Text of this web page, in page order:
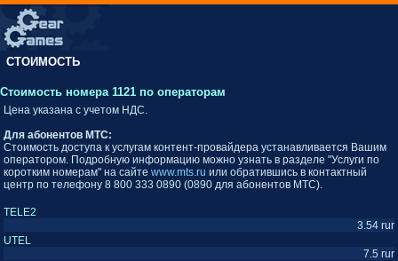
СТОИМОСТЬ
Стоимость номера 1121 по операторам
Цена указана с учетом НДС.
Для абонентов MTC:
Стоимость доступа к услугам контент-провайдера устанавливается Вашим
оператором. Подробную информацию можно узнать в разделе "Услуги по
коротким номерам" на сайте www.mts.ru или обратившись в контактный
центр по телефону 8 800 333 0890 (0890 для абонентов МТС).
TELE2
3.54 rur
UTEL
7.5 rur